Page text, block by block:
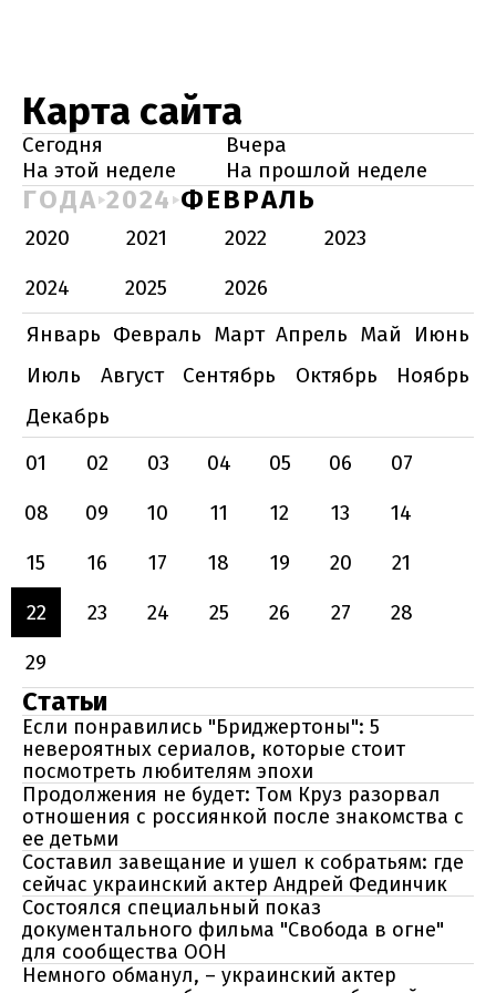
Карта сайта
Сегодня
Вчера
На этой неделе
На прошлой неделе
ГОДА 2024 ФЕВРАЛЬ
2020 2021 2022
2023
2024
2025
2026
Январь Февраль Март Апрель Май
Июнь
Июль
Август Сентябрь Октябрь
Ноябрь
Декабрь
01
02 03 04 05 06
07
08
09 10 11 12 13
14
15
16 17 18 19 20
21
22
23 24 25 26 27
28
29
Статьи
Если понравились "Бриджертоны": 5
невероятных сериалов, которые стоит
посмотреть любителям эпохи
Продолжения не будет: Том Круз разорвал
отношения с россиянкой после знакомства с
ее детьми
Составил завещание и ушел к собратьям: где
сейчас украинский актер Андрей Фединчик
Состоялся специальный показ
документального фильма "Свобода в огне"
для сообщества ООН
Немного обманул, – украинский актер